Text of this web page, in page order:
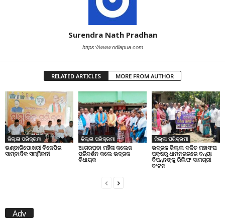
Surendra Nath Pradhan
https://www.odiapua.com
RELATED ARTICLES MORE FROM AUTHOR
ଜିଲ୍ଲା ପରିକ୍ରମା
ଭଣ୍ଡାରିପୋଖରୀ ବିଜେପିର
ସାମ୍ବାଦିକ ସମ୍ମିଳନୀ
ଜିଲ୍ଲା ପରିକ୍ରମା
ଆଗରପଡା ମହିଳା କଲେଜ
ପରିଦର୍ଶନ କଲେ ଭଦ୍ରକ
ବିଧାୟକ
ଜିଲ୍ଲା ପରିକ୍ରମା
ଭଦ୍ରକ ଜିଲ୍ଲା ଦଳିତ ମହାସଂଘ
ପକ୍ଷରୁ ଧାମନଗରରେ ବନ୍ୟା
ବିପନ୍ନଙ୍କୁ ରିଲିଫ ସାମଗ୍ରୀ
ବଂଟନ
Adv